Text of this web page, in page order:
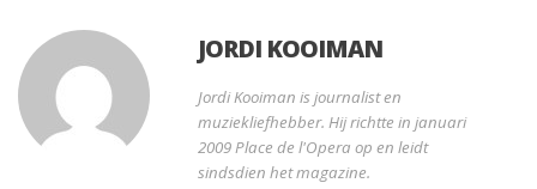
JORDI KOOIMAN
Jordi Kooiman is journalist en
muziekliefhebber. Hij richtte in januari
2009 Place de l'Opera op en leidt
sindsdien het magazine.